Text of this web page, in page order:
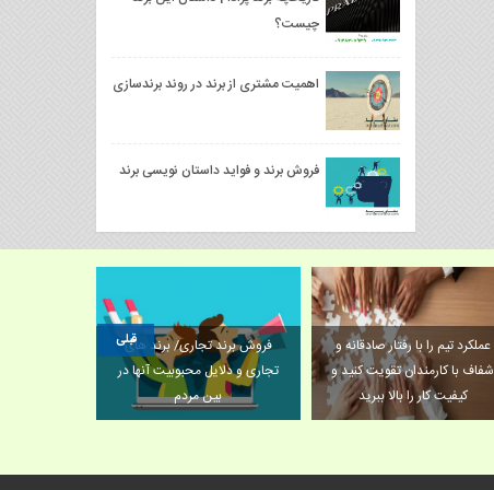
چیست؟
اهمیت مشتری از برند در روند برندسازی
فروش برند و فواید داستان نویسی برند
فروش برند تجاری/ برند های
تجاری و دلایل محبوبیت آنها در
بین مردم
عملکرد تیم را با رفتار صادقانه و
شفاف با کارمندان تقویت کنید و
کیفیت کار را بالا ببرید
قبلی